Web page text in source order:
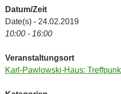
Datum/Zeit
Date(s) - 24.02.2019
10:00 - 16:00
Veranstaltungsort
Karl-Pawlowski-Haus: